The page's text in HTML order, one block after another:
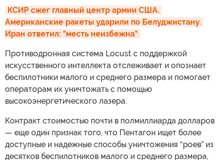
КСИР сжег главный центр армии США.
Американские ракеты ударили по Белуджистану.
Иран ответил: "месть неизбежна"
Противодронная система Locust с поддержкой
искусственного интеллекта отслеживает и опознает
беспилотники малого и среднего размера и помогает
операторам их уничтожать с помощью
высокоэнергетического лазера.
Контракт стоимостью почти в полмиллиарда долларов
— еще один признак того, что Пентагон ищет более
доступные и надежные способы уничтожения “роев” из
десятков беспилотников малого и среднего размера,